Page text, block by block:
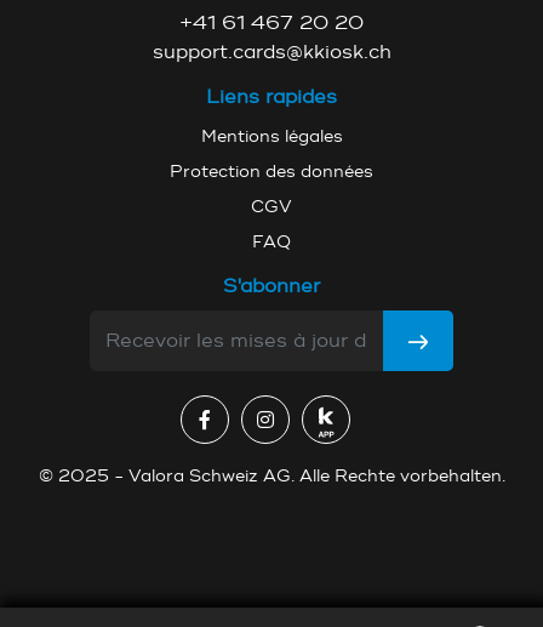
+41 61 467 20 20
support.cards@kkiosk.ch
Liens rapides
Mentions légales
Protection des données
CGV
FAQ
S'abonner
© 2025 - Valora Schweiz AG. Alle Rechte vorbehalten.